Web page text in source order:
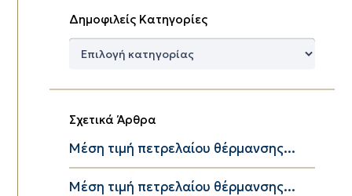
Δημοφιλείς Κατηγορίες
Δημοφιλείς
Σχετικά Άρθρα
Μέση τιμή πετρελαίου θέρμανσης...
Μέση τιμή πετρελαίου θέρμανσης...